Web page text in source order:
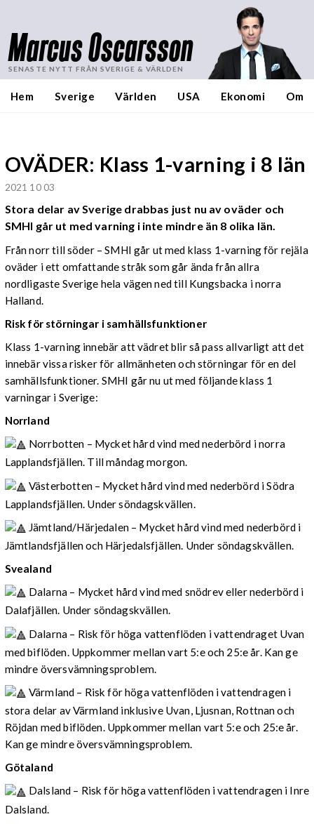
Marcus Oscarsson
SENASTE NYTT FRÅN SVERIGE & VÄRLDEN
Hem Sverige Världen USA Ekonomi Om
OVÄDER: Klass 1-varning i 8 län
2021 10 03
Stora delar av Sverige drabbas just nu av oväder och
SMHI går ut med varning i inte mindre än 8 olika län.
Från norr till söder – SMHI går ut med klass 1-varning för rejäla
oväder i ett omfattande stråk som går ända från allra
nordligaste Sverige hela vägen ned till Kungsbacka i norra
Halland.
Risk för störningar i samhällsfunktioner
Klass 1-varning innebär att vädret blir så pass allvarligt att det
innebär vissa risker för allmänheten och störningar för en del
samhällsfunktioner. SMHI går nu ut med följande klass 1
varningar i Sverige:
Norrland
Norrbotten – Mycket hård vind med nederbörd i norra
Lapplandsfjällen. Till måndag morgon.
Västerbotten – Mycket hård vind med nederbörd i Södra
Lapplandsfjällen. Under söndagskvällen.
Jämtland/Härjedalen – Mycket hård vind med nederbörd i
Jämtlandsfjällen och Härjedalsfjällen. Under söndagskvällen.
Svealand
Dalarna – Mycket hård vind med snödrev eller nederbörd i
Dalafjällen. Under söndagskvällen.
Dalarna – Risk för höga vattenflöden i vattendraget Uvan
med biflöden. Uppkommer mellan vart 5:e och 25:e år. Kan ge
mindre översvämningsproblem.
Värmland – Risk för höga vattenflöden i vattendragen i
stora delar av Värmland inklusive Uvan, Ljusnan, Rottnan och
Röjdan med biflöden. Uppkommer mellan vart 5:e och 25:e år.
Kan ge mindre översvämningsproblem.
Götaland
Dalsland – Risk för höga vattenflöden i vattendragen i Inre
Dalsland.